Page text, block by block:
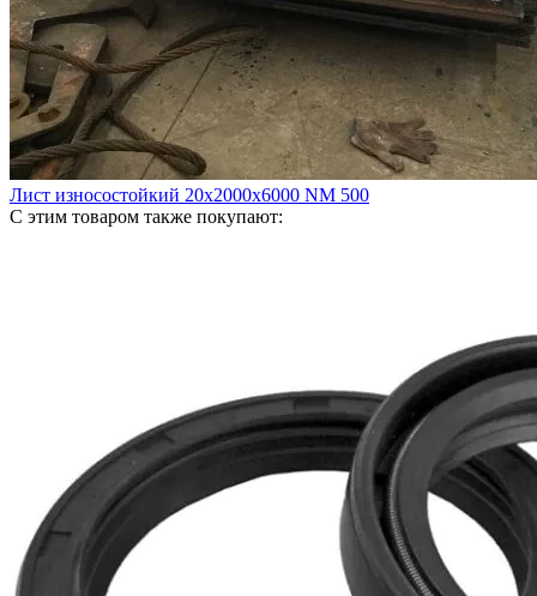
Лист износостойкий 20х2000х6000 NM 500
С этим товаром также покупают: